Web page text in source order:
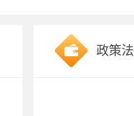
政策